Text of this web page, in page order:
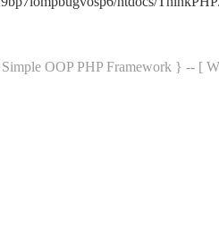
OOP PHP Framework } -- [